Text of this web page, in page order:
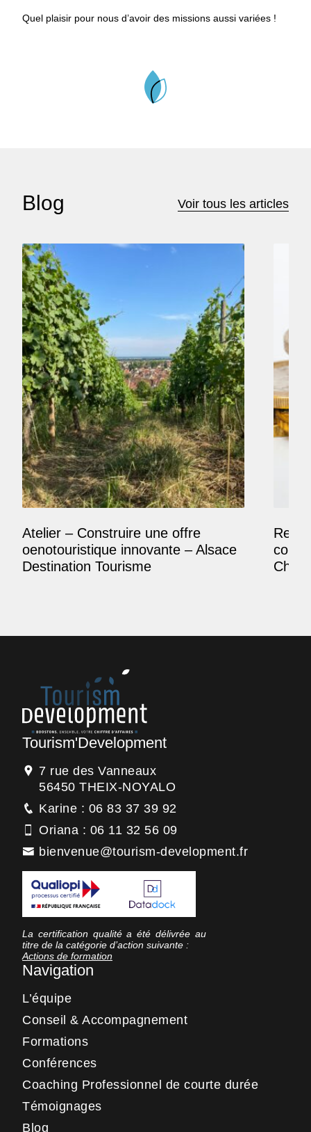
Quel plaisir pour nous d’avoir des missions aussi variées !
Blog Voir tous les articles
Atelier – Construire une offre
oenotouristique innovante – Alsace
Destination Tourisme
Tourism'Development
7 rue des Vanneaux
56450 THEIX-NOYALO
Karine : 06 83 37 39 92
Oriana : 06 11 32 56 09
bienvenue@tourism-development.fr
La certification qualité a été délivrée au
titre de la catégorie d’action suivante :
Actions de formation
Navigation
L’équipe
Conseil & Accompagnement
Formations
Conférences
Coaching Professionnel de courte durée
Témoignages
Blog